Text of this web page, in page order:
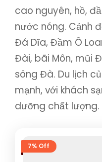
cao nguyên, hồ,
nước nóng. Cảnh
Đá Dĩa, Đầm Ô
Đài, bãi Môn, mũi
sông Đà. Du lịch
mạnh, với khách
dưỡng chất lượng.
7% Off